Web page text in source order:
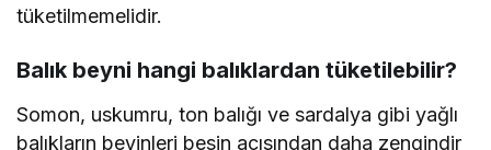
tüketilmemelidir.
Balık beyni hangi balıklardan tüketilebilir?
Somon, uskumru, ton balığı ve sardalya gibi yağlı
balıkların beyinleri besin açısından daha zengindir